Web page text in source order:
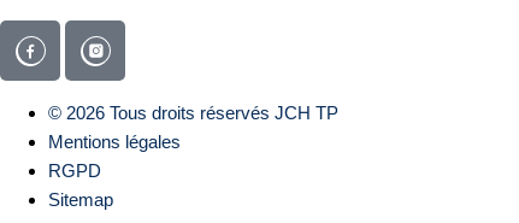
© 2026 Tous droits réservés JCH TP
Mentions légales
RGPD
Sitemap